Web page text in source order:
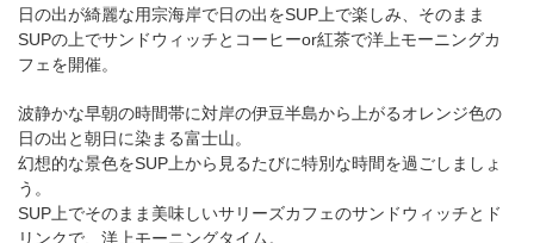
日の出が綺麗な用宗海岸で日の出をSUP上で楽しみ、そのまま
SUPの上でサンドウィッチとコーヒーor紅茶で洋上モーニングカ
フェを開催。
波静かな早朝の時間帯に対岸の伊豆半島から上がるオレンジ色の
日の出と朝日に染まる富士山。
幻想的な景色をSUP上から見るたびに特別な時間を過ごしましょ
う。
SUP上でそのまま美味しいサリーズカフェのサンドウィッチとド
リンクで、洋上モーニングタイム。